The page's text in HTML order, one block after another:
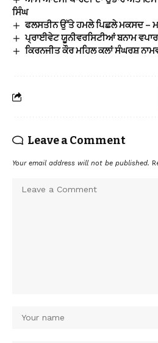
ਸਿੰਘ
ਫਲਸਤੀਨ ਉੱਤੇ ਹਮਲੇ ਪਿਛਲੇ ਮਕਸਦ –
ਪ੍ਰਾਈਵੇਟ ਯੂਨੀਵਰਸਿਟੀਆਂ ਬਨਾਮ
ਕਿਰਨਜੀਤ ਕੌਰ ਮਹਿਲ ਕਲਾਂ ਸੰਘਰਸ਼
Leave a Comment
Your email address will not be published.